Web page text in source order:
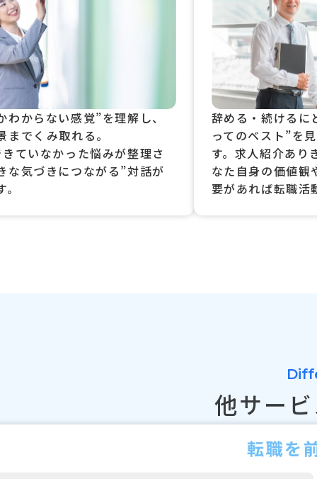
わからない感覚”を理解し、
までくみ取れる。
ていなかった悩みが整理さ
な気づきにつながる”対話が
辞める・続けるに
ってのベスト”を
す。求人紹介あり
なた自身の価値観
要があれば転職活
他サー